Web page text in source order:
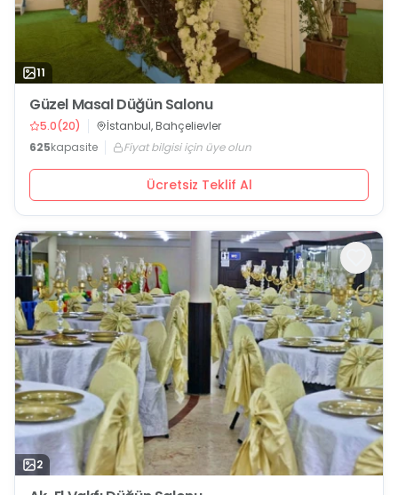
11
Güzel Masal Düğün Salonu
5.0(20)
İstanbul, Bahçelievler
625kapasite Fiyat bilgisi için üye olun
Ücretsiz Teklif Al
2